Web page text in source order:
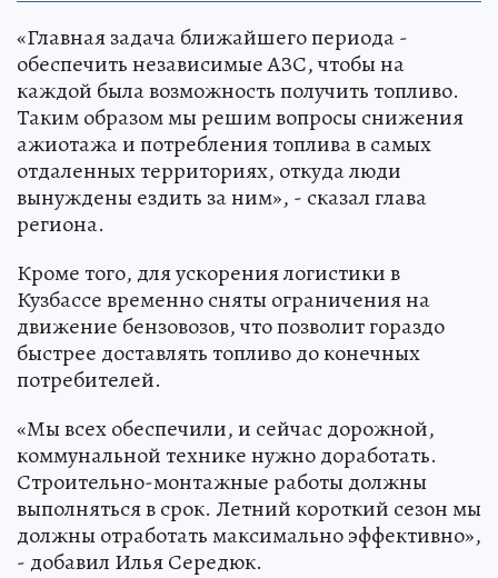
«Главная задача ближайшего периода -
обеспечить независимые АЗС, чтобы на
каждой была возможность получить топливо.
Таким образом мы решим вопросы снижения
ажиотажа и потребления топлива в самых
отдаленных территориях, откуда люди
вынуждены ездить за ним», - сказал глава
региона.
Кроме того, для ускорения логистики в
Кузбассе временно сняты ограничения на
движение бензовозов, что позволит гораздо
быстрее доставлять топливо до конечных
потребителей.
«Мы всех обеспечили, и сейчас дорожной,
коммунальной технике нужно доработать.
Строительно-монтажные работы должны
выполняться в срок. Летний короткий сезон мы
должны отработать максимально эффективно»,
- добавил Илья Середюк.